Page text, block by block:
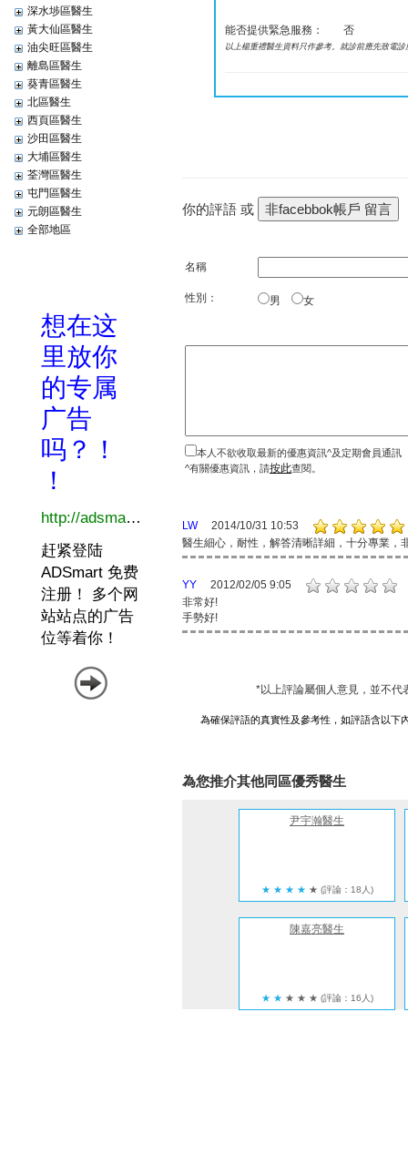
深水埗區醫生
黃大仙區醫生
油尖旺區醫生
離島區醫生
葵青區醫生
北區醫生
西頁區醫生
沙田區醫生
大埔區醫生
荃灣區醫生
屯門區醫生
元朗區醫生
全部地區
能否提供緊急服務： 否
以上楊重禮醫生資料只作參考。就診前應先致電
你的評語 或
名稱
性別： 男 女
本人不欲收取最新的優惠資訊^及定期會員通訊
^有關優惠資訊，請按此查閱。
LW
2014/10/31 10:53
醫生細心，耐性，解答清晰詳細，十分專業，
YY
2012/02/05 9:05
非常好!
手勢好!
*以上評論屬個人意見，並不代
為確保評語的真實性及參考性，如評語含以下
為您推介其他同區優秀醫生
尹宇瀚醫生
★ ★ ★ ★ ★ (評論：18人)
陳嘉亮醫生
★ ★ ★ ★ ★ (評論：16人)